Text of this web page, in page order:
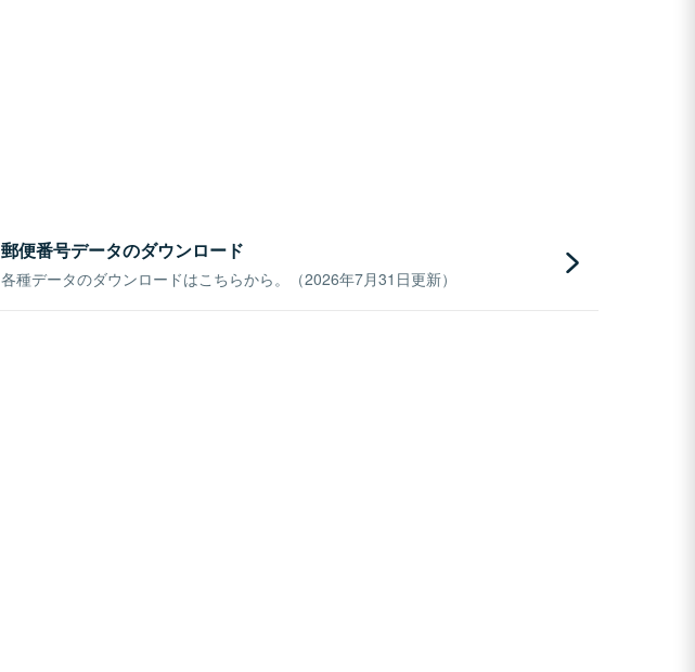
郵便番号データのダウンロード
各種データのダウンロードはこちらから。（2026年7月31日更新）